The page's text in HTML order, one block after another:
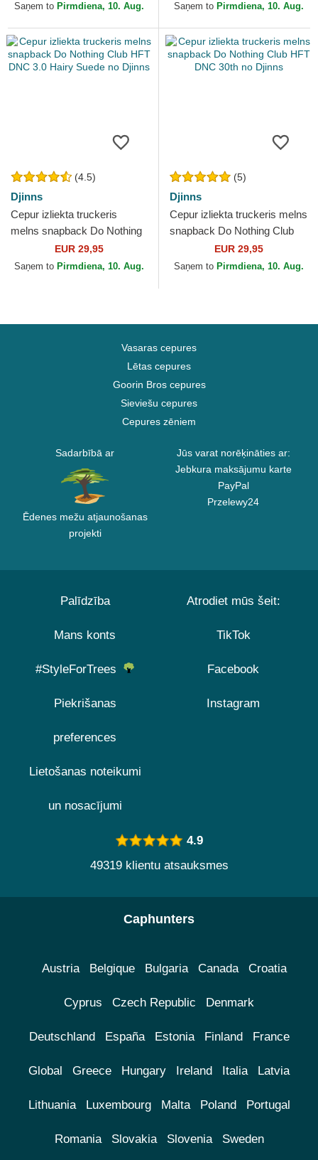
Saņem to Pirmdiena, 10. Aug. Saņem to Pirmdiena, 10. Aug.
(4.5)
Djinns
Cepur izliekta truckeris
melns snapback Do Nothing
Club HFT DNC 3.0 Hairy
Suede no Djinns
EUR 29,95
Saņem to Pirmdiena, 10. Aug.
(5)
Djinns
Cepur izliekta truckeris melns
snapback Do Nothing Club
HFT DNC 30th no Djinns
EUR 29,95
Saņem to Pirmdiena, 10. Aug.
Vasaras cepures
Lētas cepures
Goorin Bros cepures
Sieviešu cepures
Cepures zēniem
Sadarbībā ar
Ēdenes mežu atjaunošanas
projekti
Jūs varat norēķināties ar:
Jebkura maksājumu karte
PayPal
Przelewy24
Palīdzība
Mans konts
#StyleForTrees
Piekrišanas
preferences
Lietošanas noteikumi
un nosacījumi
Atrodiet mūs šeit:
TikTok
Facebook
Instagram
4.9
49319 klientu atsauksmes
Caphunters
Austria Belgique Bulgaria Canada Croatia
Cyprus Czech Republic Denmark
Deutschland España Estonia Finland France
Global Greece Hungary Ireland Italia Latvia
Lithuania Luxembourg Malta Poland Portugal
Romania Slovakia Slovenia Sweden